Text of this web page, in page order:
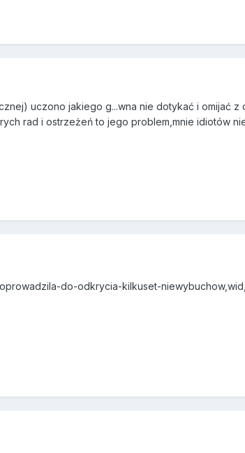
uczono jakiego g...wna nie dotykać i omijać z
rad i ostrzeżeń to jego problem,mnie idiotów
do-odkrycia-kilkuset-